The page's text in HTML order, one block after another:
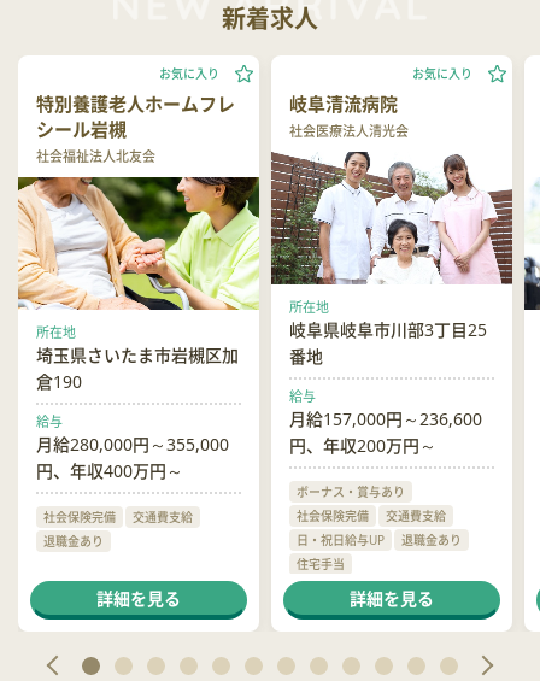
新着求人
特別養護老人ホームフレ
シール岩槻
社会福祉法人北友会
お気に入り
所在地
埼玉県さいたま市岩槻区加
倉190
給与
月給280,000円～355,000
円、年収400万円～
社会保険完備
交通費支給
退職金あり
詳細を見る
岐阜清流病院
社会医療法人清光会
お気に入り
所在地
岐阜県岐阜市川部3丁目25
番地
給与
月給157,000円～236,600
円、年収200万円～
ボーナス・賞与あり
社会保険完備
交通費支給
日・祝日給与UP
退職金あり
住宅手当
ハラスメント相談窓口あり
詳細を見る